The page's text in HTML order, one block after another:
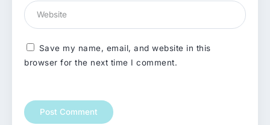
Save my name, email, and website in this
browser for the next time I comment.